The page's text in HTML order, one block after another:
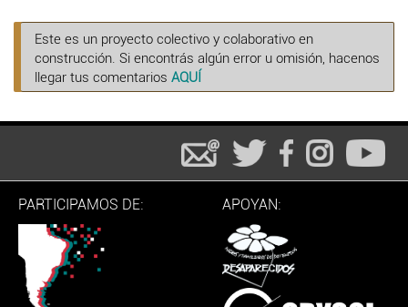
Este es un proyecto colectivo y colaborativo en
construcción. Si encontrás algún error u omisión, hacenos
llegar tus comentarios AQUÍ
PARTICIPAMOS DE: APOYAN: